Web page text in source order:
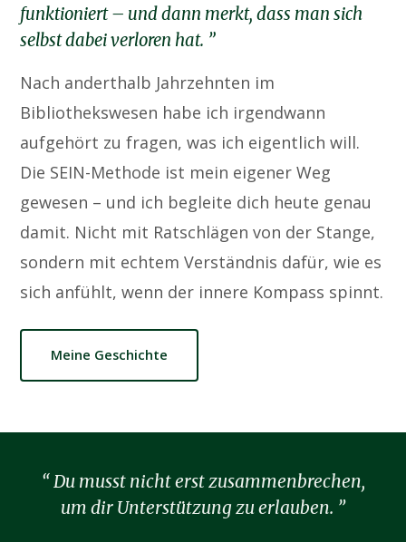
funktioniert – und dann merkt, dass man sich
selbst dabei verloren hat.
Nach anderthalb Jahrzehnten im
Bibliothekswesen habe ich irgendwann
aufgehört zu fragen, was ich eigentlich will.
Die SEIN-Methode ist mein eigener Weg
gewesen – und ich begleite dich heute genau
damit. Nicht mit Ratschlägen von der Stange,
sondern mit echtem Verständnis dafür, wie es
sich anfühlt, wenn der innere Kompass spinnt.
Meine Geschichte
Du musst nicht erst zusammenbrechen,
um dir Unterstützung zu erlauben.